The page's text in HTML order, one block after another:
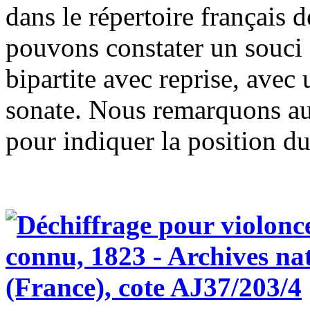
dans le répertoire français
pouvons constater un
bipartite avec reprise,
sonate. Nous remarquons
pour indiquer la position